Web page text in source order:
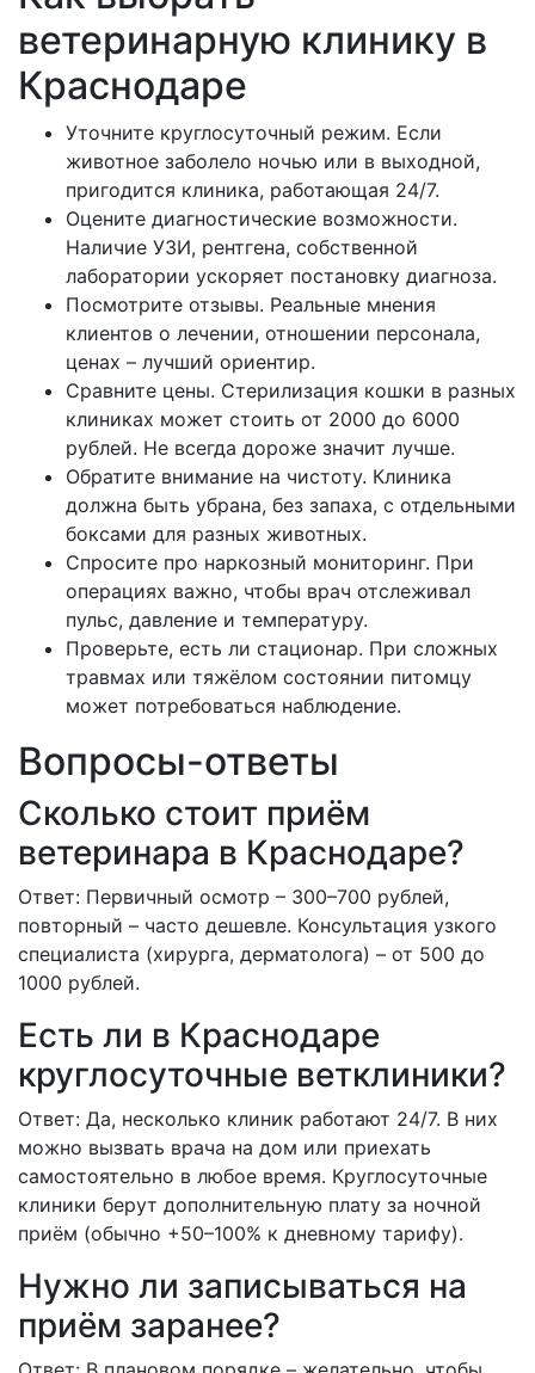
ветеринарную клинику в
Краснодаре
Уточните круглосуточный режим. Если
животное заболело ночью или в выходной,
пригодится клиника, работающая 24/7.
Оцените диагностические возможности.
Наличие УЗИ, рентгена, собственной
лаборатории ускоряет постановку диагноза.
Посмотрите отзывы. Реальные мнения
клиентов о лечении, отношении персонала,
ценах – лучший ориентир.
Сравните цены. Стерилизация кошки в разных
клиниках может стоить от 2000 до 6000
рублей. Не всегда дороже значит лучше.
Обратите внимание на чистоту. Клиника
должна быть убрана, без запаха, с отдельными
боксами для разных животных.
Спросите про наркозный мониторинг. При
операциях важно, чтобы врач отслеживал
пульс, давление и температуру.
Проверьте, есть ли стационар. При сложных
травмах или тяжёлом состоянии питомцу
может потребоваться наблюдение.
Вопросы-ответы
Сколько стоит приём
ветеринара в Краснодаре?
Ответ: Первичный осмотр – 300–700 рублей,
повторный – часто дешевле. Консультация узкого
специалиста (хирурга, дерматолога) – от 500 до
1000 рублей.
Есть ли в Краснодаре
круглосуточные ветклиники?
Ответ: Да, несколько клиник работают 24/7. В них
можно вызвать врача на дом или приехать
самостоятельно в любое время. Круглосуточные
клиники берут дополнительную плату за ночной
приём (обычно +50–100% к дневному тарифу).
Нужно ли записываться на
приём заранее?